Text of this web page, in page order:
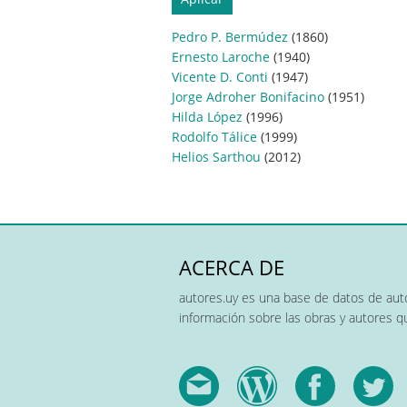
Pedro P. Bermúdez (1860)
Ernesto Laroche (1940)
Vicente D. Conti (1947)
Jorge Adroher Bonifacino (1951)
Hilda López (1996)
Rodolfo Tálice (1999)
Helios Sarthou (2012)
ACERCA DE
autores.uy es una base de datos de
información sobre las obras y autores